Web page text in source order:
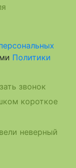
Политики
звонок
короткое
неверный